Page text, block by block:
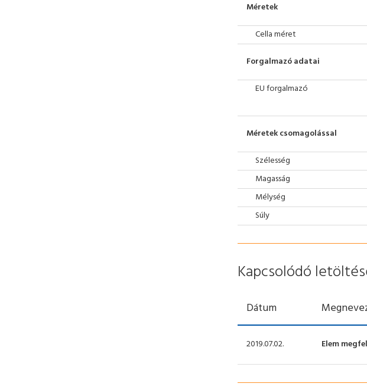
Méretek
Cella méret
Forgalmazó adatai
EU forgalmazó
Méretek csomagolással
Szélesség
Magasság
Mélység
Súly
Kapcsolódó
Dátum
2019.07.02. Elem